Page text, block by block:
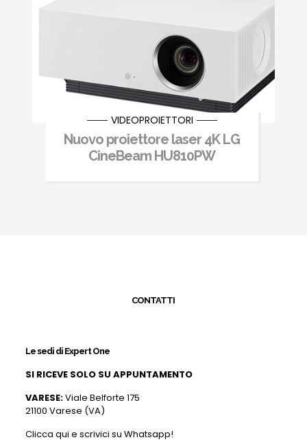
VIDEOPROIETTORI
Nuovo proiettore laser 4K LG
CineBeam HU810PW
CONTATTI
Le sedi di Expert One
SI RICEVE SOLO SU APPUNTAMENTO
VARESE:Viale Belforte 175
21100 Varese (VA)
Clicca qui e scrivici su Whatsapp!